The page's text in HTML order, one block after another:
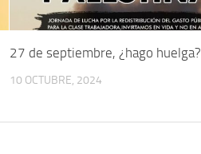
27 de septiembre, ¿hago huelga?
10 OCTUBRE, 2024